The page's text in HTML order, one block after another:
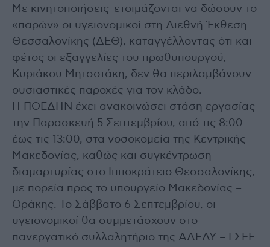
Με κινητοποιήσεις ετοιμάζονται να δώσουν το
«παρών» οι υγειονομικοί στη Διεθνή Έκθεση
Θεσσαλονίκης (ΔΕΘ), καταγγέλλοντας ότι και
φέτος οι εξαγγελίες του πρωθυπουργού,
Κυριάκου Μητσοτάκη, δεν θα περιλαμβάνουν
ουσιαστικές παροχές για τον κλάδο.
Η ΠΟΕΔΗΝ έχει ανακοινώσει στάση εργασίας
την Παρασκευή 5 Σεπτεμβρίου, από τις 8:00
έως τις 13:00, στα νοσοκομεία της Κεντρικής
Μακεδονίας, καθώς και συγκέντρωση
διαμαρτυρίας στο Ιπποκράτειο Θεσσαλονίκης,
με πορεία προς το υπουργείο Μακεδονίας –
Θράκης. Το Σάββατο 6 Σεπτεμβρίου, οι
υγειονομικοί θα συμμετάσχουν στο
πανεργατικό συλλαλητήριο της ΑΔΕΔΥ – ΓΣΕΕ